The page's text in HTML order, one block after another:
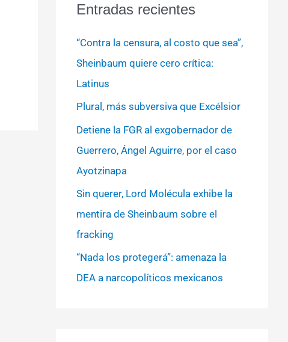
Entradas recientes
“Contra la censura, al costo que sea”,
Sheinbaum quiere cero crítica:
Latinus
Plural, más subversiva que Excélsior
Detiene la FGR al exgobernador de
Guerrero, Ángel Aguirre, por el caso
Ayotzinapa
Sin querer, Lord Molécula exhibe la
mentira de Sheinbaum sobre el
fracking
“Nada los protegerá”: amenaza la
DEA a narcopolíticos mexicanos